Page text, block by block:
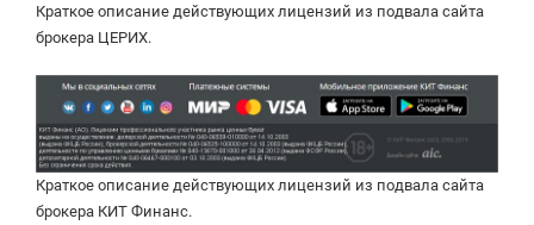
Краткое описание действующих лицензий из подвала сайта
брокера ЦЕРИХ.
Краткое описание действующих лицензий из подвала сайта
брокера КИТ Финанс.